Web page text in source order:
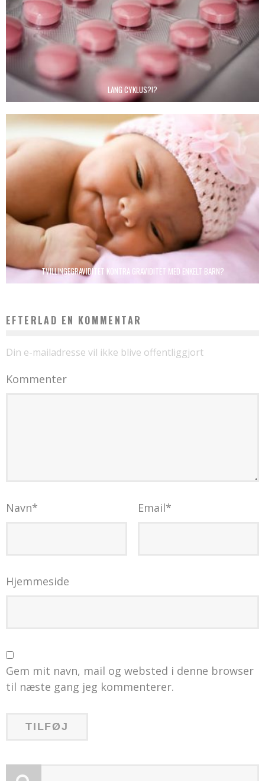
LANG CYKLUS?!?
TVILLINGEGRAVIDITET KONTRA GRAVIDITET MED ENKELT BARN?
EFTERLAD EN KOMMENTAR
Din e-mailadresse vil ikke blive offentliggjort
Kommenter
Navn* Email*
Hjemmeside
Gem mit navn, mail og websted i denne browser
til næste gang jeg kommenterer.